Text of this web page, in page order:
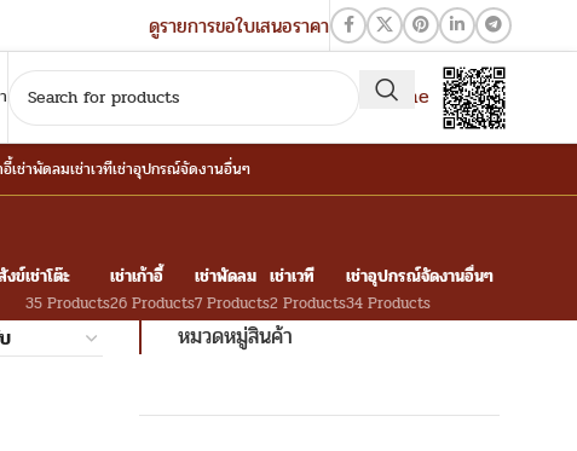
ดูรายการขอใบเสนอราคา
QR-Line
อี้เช่าพัดลมเช่าเวทีเช่าอุปกรณ์จัดงานอื่นๆ
งข์เช่าโต๊ะ
35 Products
เช่าเก้าอี้
26 Products
เช่าพัดลม
7 Products
เช่าเวที
2 Products
เช่าอุปกรณ์จัดงานอื่นๆ
34 Products
หมวดหมู่สินค้า